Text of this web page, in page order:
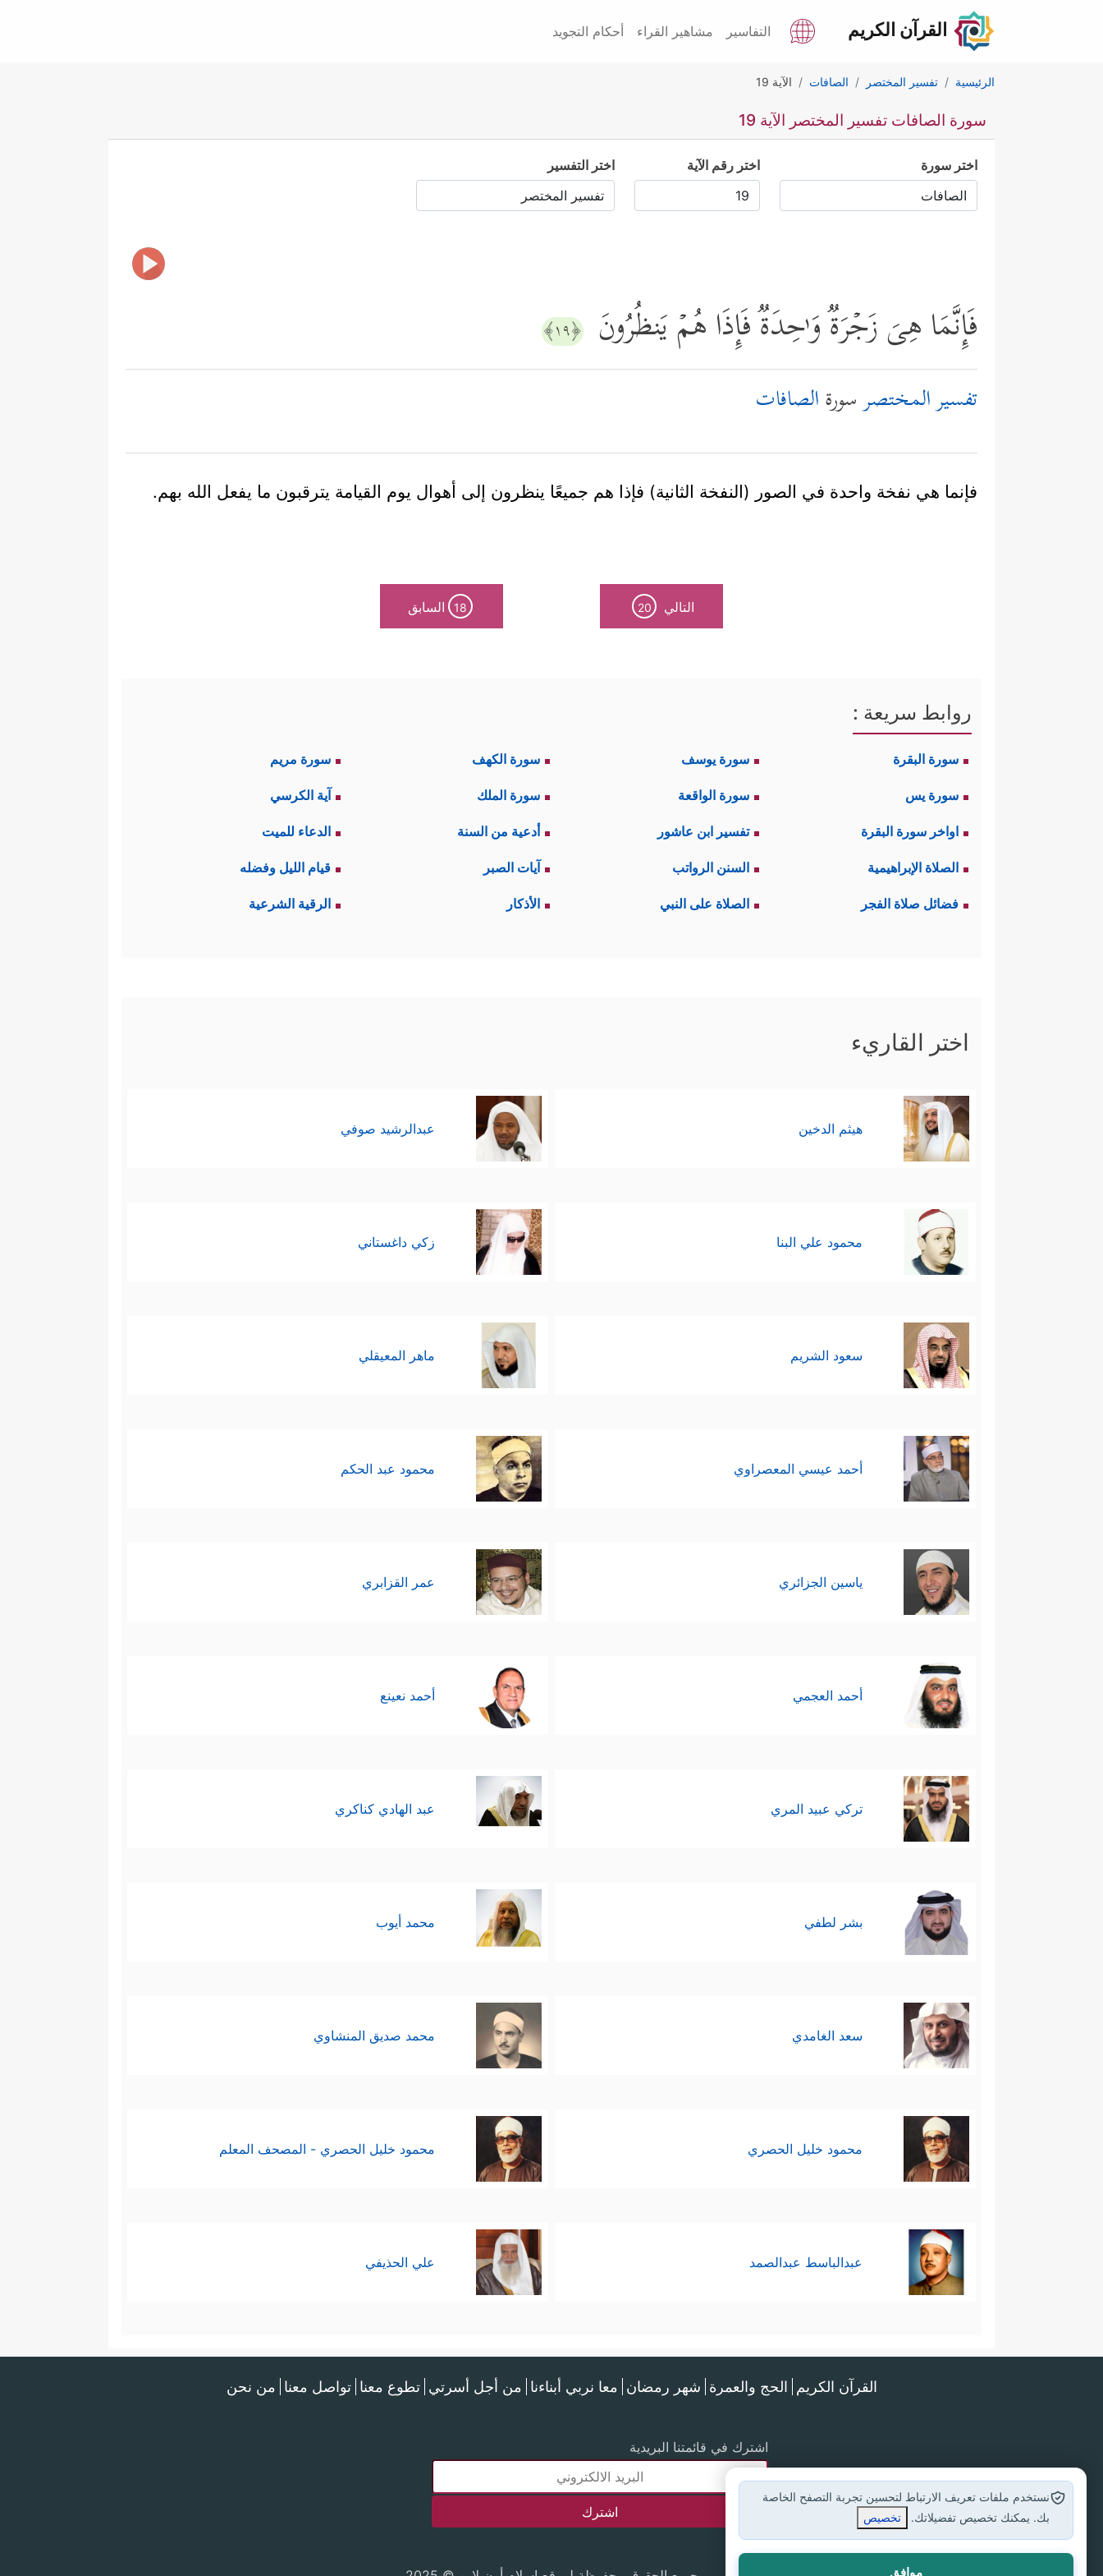
القرآن الكريم التفاسير مشاهير القراء أحكام التجويد
الرئيسية تفسير المختصر الصافات الآية 19
سورة الصافات تفسير المختصر الآية 19
اختر سورة اختر رقم الآية اختر التفسير
فَإِنَّمَا هِیَ زَجۡرَةࣱ وَ ٰ⁠حِدَةࣱ فَإِذَا هُمۡ یَنظُرُونَ ﴿١٩﴾
تفسير المختصرسورةالصافات
فإنما هي نفخة واحدة في الصور (النفخة الثانية) فإذا هم جميعًا ينظرون إلى أهوال يوم القيامة يترقبون ما يفعل الله بهم.
التالي 20
18 السابق
روابط سريعة :
سورة البقرة سورة يوسف سورة الكهف سورة مريم
سورة يس سورة الواقعة سورة الملك آية الكرسي
اواخر سورة البقرة تفسير ابن عاشور أدعية من السنة الدعاء للميت
الصلاة الإبراهيمية السنن الرواتب آيات الصبر قيام الليل وفضله
فضائل صلاة الفجر الصلاة على النبي الأذكار الرقية الشرعية
اختر القاريء
هيثم الدخين عبدالرشيد صوفي
محمود علي البنا زكي داغستاني
سعود الشريم ماهر المعيقلي
أحمد عيسي المعصراوي محمود عبد الحكم
ياسين الجزائري عمر القزابري
أحمد العجمي أحمد نعينع
تركي عبيد المري عبد الهادي كناكري
بشر لطفي محمد أيوب
سعد الغامدي محمد صديق المنشاوي
محمود خليل الحصري محمود خليل الحصري - المصحف المعلم
عبدالباسط عبدالصمد علي الحذيفي
القرآن الكريم الحج والعمرة شهر رمضان معا نربي أبناءنا من أجل أسرتي تطوع معنا تواصل معنا من نحن
اشترك في قائمتنا البريدية
نستخدم ملفات تعريف الارتباط لتحسين تجربة التصفح الخاصة
بك. يمكنك تخصيص تفضيلاتك.
تخصيص
موافق